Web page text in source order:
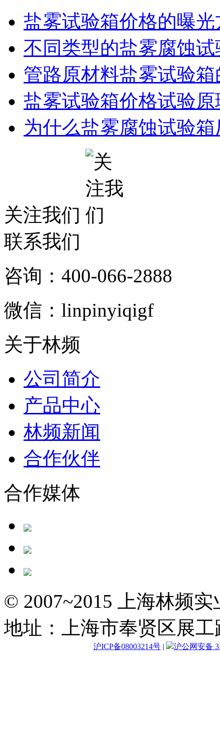
盐雾试验箱价格的曝光
不同类型的盐雾腐蚀试
管路原材料盐雾试验箱
盐雾试验箱价格试验原
为什么盐雾腐蚀试验箱
关注我们
联系我们
咨询：400-066-2888
微信：linpinyiqigf
关于林频
公司简介
产品中心
林频新闻
合作伙伴
合作媒体
© 2007~2015 上海林频
地址：上海市奉贤区展工
沪ICP备08003214号 | 沪公网安备